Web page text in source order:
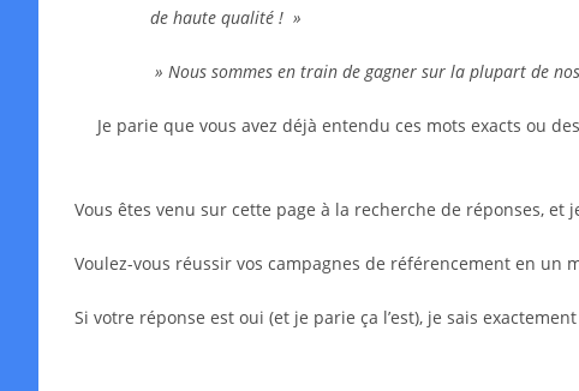
de haute qualité ! »
» Nous sommes en train de gagner sur la plupart de
Je parie que vous avez déjà entendu ces mots exacts ou
Vous êtes venu sur cette page à la recherche de réponses, et
Voulez-vous réussir vos campagnes de référencement en un
Si votre réponse est oui (et je parie ça l’est), je sais